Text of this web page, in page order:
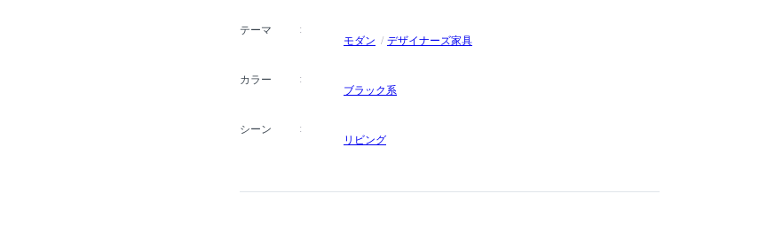
テーマ
モダン
デザイナーズ家具
カラー
ブラック系
シーン
リビング